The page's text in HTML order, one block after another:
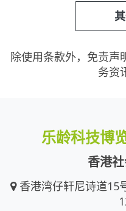
除使用条款外，免责声
务资
乐龄科技博
香港
香港湾仔轩尼诗道15